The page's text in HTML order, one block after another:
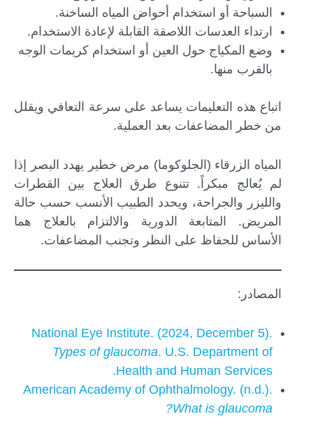
السباحة أو استخدام أحواض المياه الساخنة.
ارتداء العدسات اللاصقة القابلة لإعادة الاستخدام.
وضع المكياج حول العين أو استخدام كريمات الوجه
بالقرب منها.
اتباع هذه التعليمات يساعد على سرعة التعافي ويقلل
من خطر المضاعفات بعد العملية.
المياه الزرقاء (الجلوكوما) مرض خطير يهدد البصر إذا
لم يُعالج مبكراً. تتنوع طرق العلاج بين القطرات
والليزر والجراحة، ويحدد الطبيب الأنسب حسب حالة
المريض. المتابعة الدورية والالتزام بالعلاج هما
الأساس للحفاظ على النظر وتجنب المضاعفات.
المصادر:
National Eye Institute. (2024, December 5).
Types of glaucoma. U.S. Department of
Health and Human Services.
American Academy of Ophthalmology. (n.d.).
What is glaucoma?